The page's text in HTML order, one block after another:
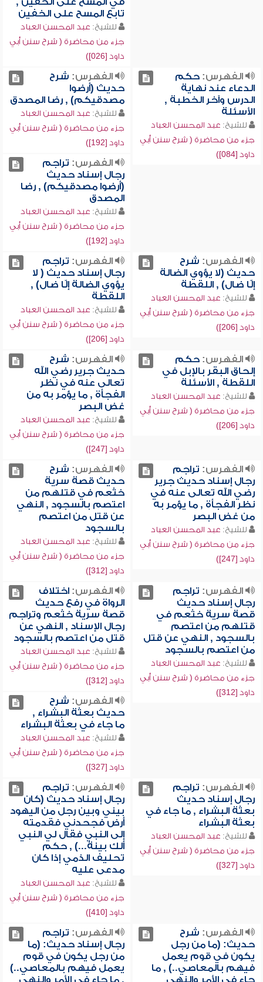
تابع المسح على الخفين
للشيخ: عبد المحسن العباد
جزء من محاضرة ( شرح سنن أبي
داود [026])
الفهرس:حكم
الدعاء عند نهاية
الدرس وآخر الخطبة ,
الأسئلة
للشيخ: عبد المحسن العباد
جزء من محاضرة ( شرح سنن أبي
داود [084])
الفهرس: شرح
حديث (أرضوا
مصدقيكم) , رضا المصدق
للشيخ: عبد المحسن العباد
جزء من محاضرة ( شرح سنن أبي
داود [192])
الفهرس: تراجم
رجال إسناد حديث
(أرضوا مصدقيكم) , رضا
المصدق
للشيخ: عبد المحسن العباد
جزء من محاضرة ( شرح سنن أبي
داود [192])
الفهرس: شرح
حديث (لا يؤوي الضالة
إلّا ضال) , اللقطة
للشيخ: عبد المحسن العباد
جزء من محاضرة ( شرح سنن أبي
داود [206])
الفهرس: تراجم
رجال إسناد حديث ( لا
يؤوي الضالة إلّا ضال) ,
اللقطة
للشيخ: عبد المحسن العباد
جزء من محاضرة ( شرح سنن أبي
داود [206])
الفهرس:حكم
إلحاق البقر بالإبل في
اللقطة , الأسئلة
للشيخ: عبد المحسن العباد
جزء من محاضرة ( شرح سنن أبي
داود [206])
الفهرس: شرح
حديث جرير رضي الله
تعالى عنه في نظر
الفجأة , ما يؤمر به من
غض البصر
للشيخ: عبد المحسن العباد
جزء من محاضرة ( شرح سنن أبي
داود [247])
الفهرس: تراجم
رجال إسناد حديث جرير
رضي الله تعالى عنه في
نظر الفجأة , ما يؤمر به
من غض البصر
للشيخ: عبد المحسن العباد
جزء من محاضرة ( شرح سنن أبي
داود [247])
الفهرس: شرح
حديث قصة سرية
خثعم في قتلهم من
اعتصم بالسجود , النهي
عن قتل من اعتصم
بالسجود
للشيخ: عبد المحسن العباد
جزء من محاضرة ( شرح سنن أبي
داود [312])
الفهرس: تراجم
رجال إسناد حديث
قصة سرية خثعم في
قتلهم من اعتصم
بالسجود , النهي عن قتل
من اعتصم بالسجود
للشيخ: عبد المحسن العباد
جزء من محاضرة ( شرح سنن أبي
داود [312])
الفهرس:اختلاف
الرواة في رفع حديث
قصة سرية خثعم وتراجم
رجال الإسناد , النهي عن
قتل من اعتصم بالسجود
للشيخ: عبد المحسن العباد
جزء من محاضرة ( شرح سنن أبي
داود [312])
الفهرس: شرح
حديث بعثة البشراء ,
ما جاء في بعثة البشراء
للشيخ: عبد المحسن العباد
جزء من محاضرة ( شرح سنن أبي
داود [327])
الفهرس: تراجم
رجال إسناد حديث
بعثة البشراء , ما جاء في
بعثة البشراء
للشيخ: عبد المحسن العباد
جزء من محاضرة ( شرح سنن أبي
داود [327])
الفهرس: تراجم
رجال إسناد حديث (كان
بيني وبين رجل من اليهود
أرض فجحدني فقدمته
إلى النبي فقال لي النبي
ألك بينة...) , حكم
تحليف الذمي إذا كان
مدعى عليه
للشيخ: عبد المحسن العباد
جزء من محاضرة ( شرح سنن أبي
داود [410])
الفهرس: شرح
حديث: (ما من رجل
يكون في قوم يعمل
فيهم بالمعاصي..) , ما
جاء في الأمر والنهي
الفهرس: تراجم
رجال إسناد حديث: (ما
من رجل يكون في قوم
يعمل فيهم بالمعاصي..)
, ما جاء في الأمر والنهي